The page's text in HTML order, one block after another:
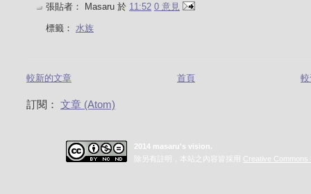
張貼者： Masaru 於 11:52 0 意見
標籤： 水族
較新的文章 首頁
訂閱： 文章 (Atom)
2014 masaru's vision.
除另有註明，本站之內容皆採用 Creative Commons